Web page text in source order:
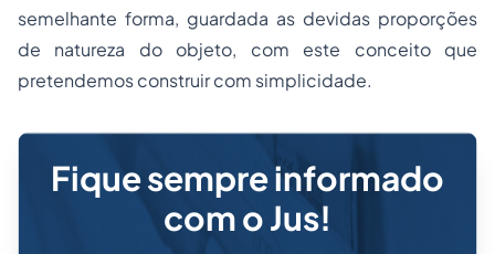
semelhante forma, guardada as devidas proporções
de natureza do objeto, com este conceito que
pretendemos construir com simplicidade.
Fique sempre informado
com o Jus!